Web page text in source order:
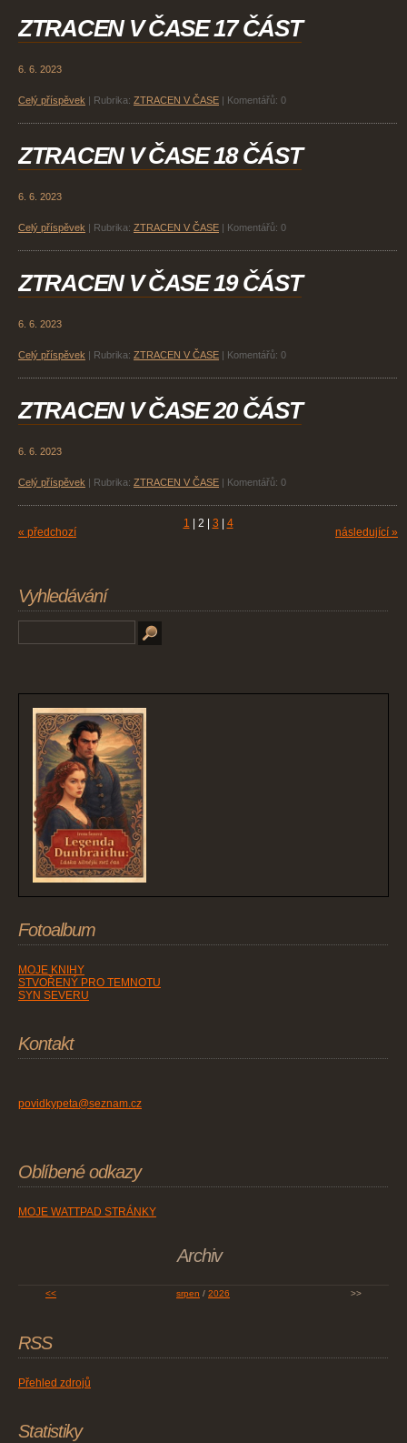
ZTRACEN V ČASE 17 ČÁST
6. 6. 2023
Celý příspěvek Rubrika: ZTRACEN V ČASE Komentářů: 0
ZTRACEN V ČASE 18 ČÁST
6. 6. 2023
Celý příspěvek Rubrika: ZTRACEN V ČASE Komentářů: 0
ZTRACEN V ČASE 19 ČÁST
6. 6. 2023
Celý příspěvek Rubrika: ZTRACEN V ČASE Komentářů: 0
ZTRACEN V ČASE 20 ČÁST
6. 6. 2023
Celý příspěvek Rubrika: ZTRACEN V ČASE Komentářů: 0
« předchozí
1 2 3 4
následující »
Vyhledávání
Fotoalbum
MOJE KNIHY
STVOŘENÝ PRO TEMNOTU
SYN SEVERU
Kontakt
povidkypeta@seznam.cz
Oblíbené odkazy
MOJE WATTPAD STRÁNKY
Archiv
<< srpen / 2026 >>
RSS
Přehled zdrojů
Statistiky